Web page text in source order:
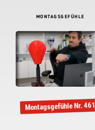
MONTAGSGEFÜHLE
Montagsgefühle Nr. 461